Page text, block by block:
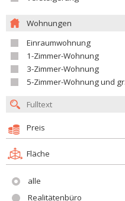
Wohnungen
Einraumwohnung
1-Zimmer-Wohnung
3-Zimmer-Wohnung
5-Zimmer-Wohnung und größer
Preis
Fläche
alle
Realitätenbüro